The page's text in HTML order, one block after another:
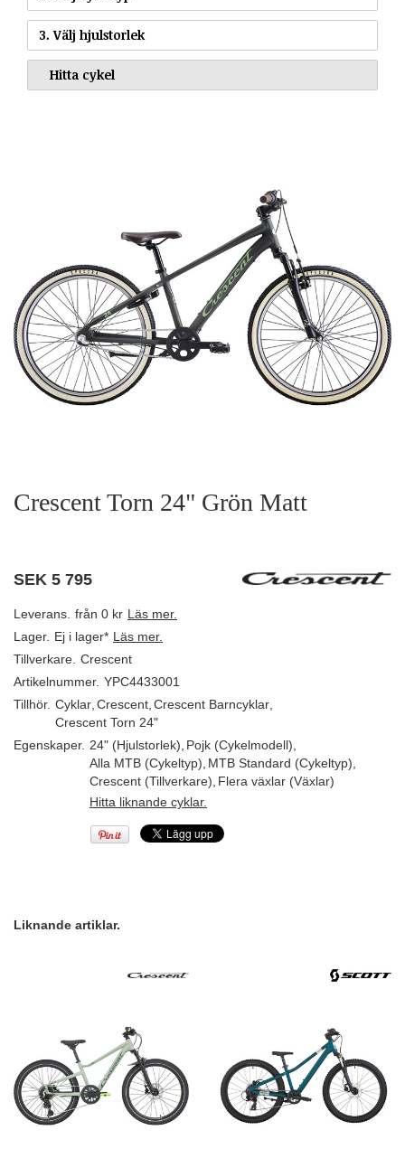
3. Välj hjulstorlek
Crescent Torn 24" Grön Matt
SEK 5 795
Leverans. från 0 kr Läs mer.
Lager. Ej i lager* Läs mer.
Tillverkare. Crescent
Artikelnummer. YPC4433001
Tillhör. Cyklar Crescent Crescent Barncyklar
Crescent Torn 24"
Egenskaper. 24" (Hjulstorlek) Pojk (Cykelmodell)
Alla MTB (Cykeltyp) MTB Standard (Cykeltyp)
Crescent (Tillverkare) Flera växlar (Växlar)
Hitta liknande cyklar.
Liknande artiklar.